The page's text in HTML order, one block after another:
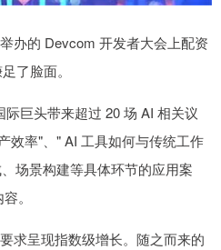
办的 Devcom 开发者大会上配资
了脸面。
巨头带来超过 20 场 AI 相关议
效率"、" AI 工具如何与传统工作
场景构建等具体环节的应用案
。
求呈现指数级增长。随之而来的